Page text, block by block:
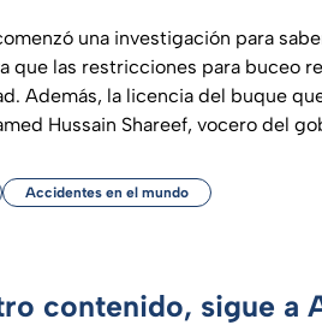
una investigación para
que las restricciones para buceo
Además, la licencia del buque
Hussain Shareef, vocero del
Accidentes en el mundo
contenido, sigue a